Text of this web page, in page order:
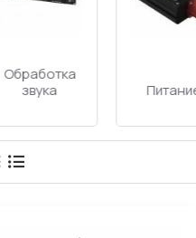
Акустический
поролон